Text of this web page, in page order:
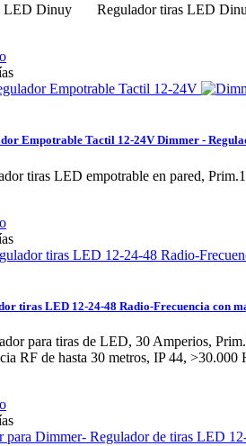
LED Dinuy
Regulador tiras LED
Empotrable Tactil 12-24V Dimmer -
tiras LED empotrable en pared,
tiras LED 12-24-48 Radio-Frecuencia con
para tiras de LED, 30 Amperios,
RF de hasta 30 metros, IP 44, >30.000